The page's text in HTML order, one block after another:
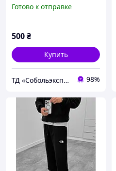
Готово к отправке
500₴
Купить
ТД «Собольэкспресс» 98%